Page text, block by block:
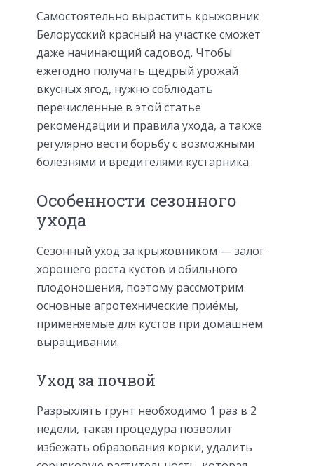
Самостоятельно вырастить крыжовник
Белорусский красный на участке сможет
даже начинающий садовод. Чтобы
ежегодно получать щедрый урожай
вкусных ягод, нужно соблюдать
перечисленные в этой статье
рекомендации и правила ухода, а также
регулярно вести борьбу с возможными
болезнями и вредителями кустарника.
Особенности сезонного
ухода
Сезонный уход за крыжовником — залог
хорошего роста кустов и обильного
плодоношения, поэтому рассмотрим
основные агротехнические приёмы,
применяемые для кустов при домашнем
выращивании.
Уход за почвой
Разрыхлять грунт необходимо 1 раз в 2
недели, такая процедура позволит
избежать образования корки, удалить